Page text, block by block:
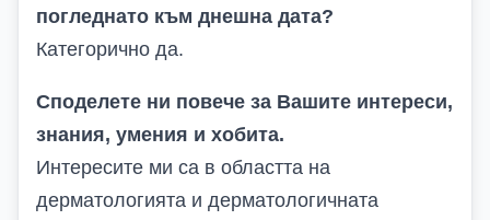
погледнато към днешна дата?
Категорично да.
Споделете ни повече за Вашите интереси,
знания, умения и хобита.
Интересите ми са в областта на
дерматологията и дерматологичната